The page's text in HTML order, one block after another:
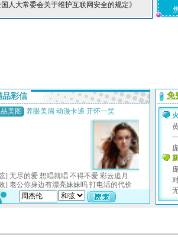
人大常委会关于维护互联网安全的规定》